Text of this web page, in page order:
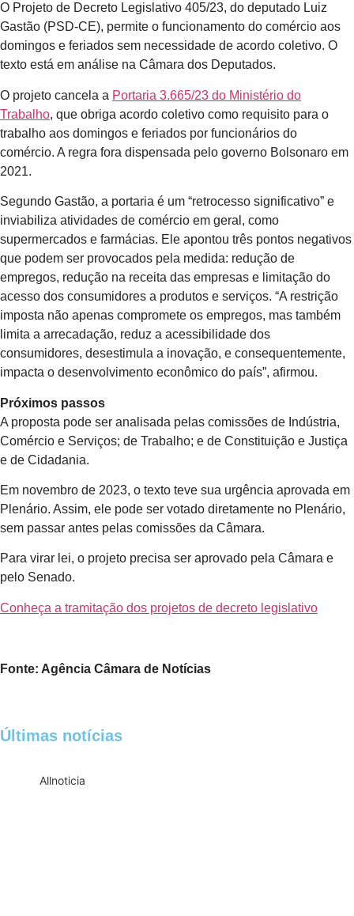
O Projeto de Decreto Legislativo 405/23, do deputado Luiz
Gastão (PSD-CE), permite o funcionamento do comércio aos
domingos e feriados sem necessidade de acordo coletivo. O
texto está em análise na Câmara dos Deputados.
O projeto cancela a Portaria 3.665/23 do Ministério do
Trabalho, que obriga acordo coletivo como requisito para o
trabalho aos domingos e feriados por funcionários do
comércio. A regra fora dispensada pelo governo Bolsonaro em
2021.
Segundo Gastão, a portaria é um “retrocesso significativo” e
inviabiliza atividades de comércio em geral, como
supermercados e farmácias. Ele apontou três pontos negativos
que podem ser provocados pela medida: redução de
empregos, redução na receita das empresas e limitação do
acesso dos consumidores a produtos e serviços. “A restrição
imposta não apenas compromete os empregos, mas também
limita a arrecadação, reduz a acessibilidade dos
consumidores, desestimula a inovação, e consequentemente,
impacta o desenvolvimento econômico do país”, afirmou.
Próximos passos
A proposta pode ser analisada pelas comissões de Indústria,
Comércio e Serviços; de Trabalho; e de Constituição e Justiça
e de Cidadania.
Em novembro de 2023, o texto teve sua urgência aprovada em
Plenário. Assim, ele pode ser votado diretamente no Plenário,
sem passar antes pelas comissões da Câmara.
Para virar lei, o projeto precisa ser aprovado pela Câmara e
pelo Senado.
Conheça a tramitação dos projetos de decreto legislativo
Fonte: Agência Câmara de Notícias
Últimas notícias
Allnoticia